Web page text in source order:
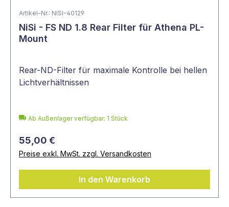
Artikel-Nr.: NISI-40129
NiSi - FS ND 1.8 Rear Filter für Athena PL-
Mount
Rear-ND-Filter für maximale Kontrolle bei hellen
Lichtverhältnissen
Ab Außenlager verfügbar: 1 Stück
55,00 €
Preise exkl. MwSt. zzgl. Versandkosten
In den Warenkorb